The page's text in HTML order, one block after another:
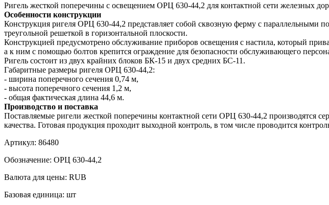
Ригель жесткой поперечины с освещением ОРЦ 630-44,2 для контактной сети железных
Особенности конструкции
Конструкция ригеля ОРЦ 630-44,2 представляет собой сквозную ферму с параллельными
треугольной решеткой в горизонтальной плоскости.
Конструкцией предусмотрено обслуживание приборов освещения с настила, который
а к ним с помощью болтов крепится ограждение для безопасности обслуживающего
Ригель состоит из двух крайних блоков БК-15 и двух средних БС-11.
Габаритные размеры ригеля ОРЦ 630-44,2:
- ширина поперечного сечения 0,74 м,
- высота поперечного сечения 1,2 м,
- общая фактическая длина 44,6 м.
Производство и поставка
Поставляемые ригели жесткой поперечины контактной сети ОРЦ 630-44,2 производятся
качества. Готовая продукция проходит выходной контроль, в том числе проводится
Артикул: 86480
Обозначение: ОРЦ 630-44,2
Валюта для цены: RUB
Базовая единица: шт